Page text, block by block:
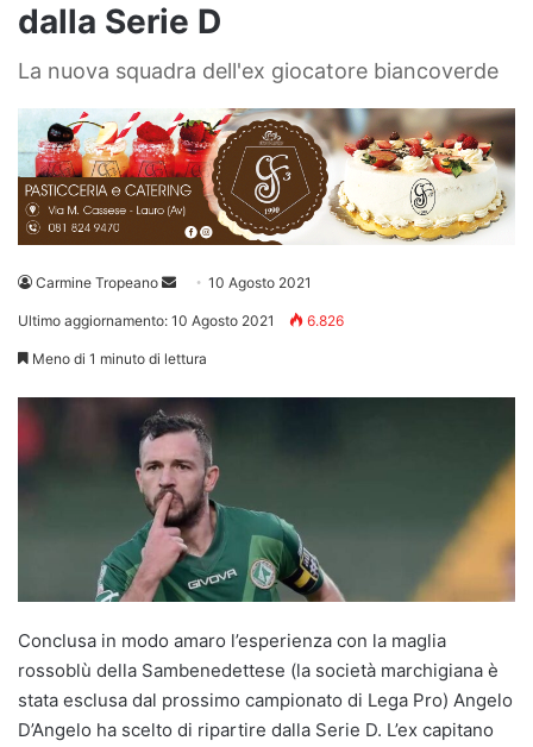
dalla Serie D
La nuova squadra dell'ex giocatore biancoverde
Carmine Tropeano
Invia 10 Agosto 2021
Ultimo aggiornamento: 10 Agosto 2021 6.826
Meno di 1 minuto di lettura
Conclusa in modo amaro l’esperienza con la maglia
rossoblù della Sambenedettese (la società marchigiana è
stata esclusa dal prossimo campionato di Lega Pro) Angelo
D’Angelo ha scelto di ripartire dalla Serie D. L’ex capitano